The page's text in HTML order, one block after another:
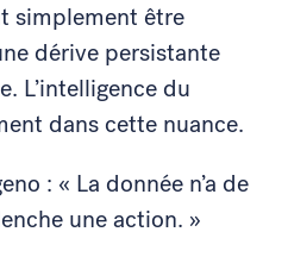
simplement être
dérive persistante
L’intelligence du
dans cette nuance.
: « La donnée n’a de
une action. »